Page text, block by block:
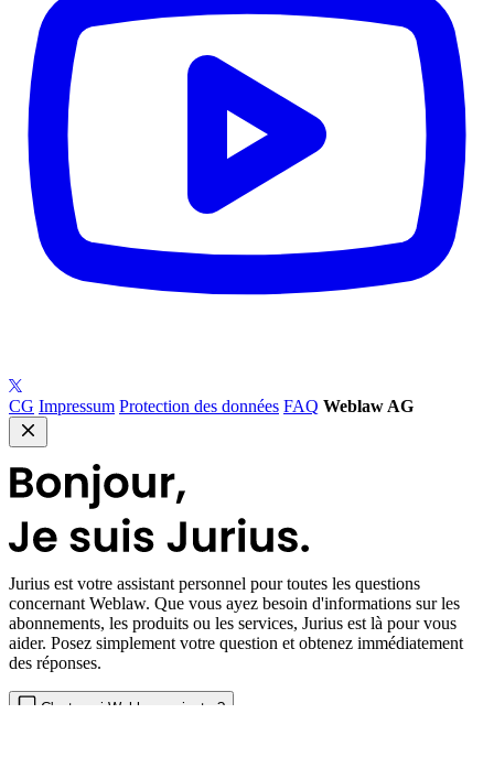
CG Impressum Protection des données FAQ Weblaw AG
Jurius est votre assistant personnel pour toutes les questions
concernant Weblaw. Que vous ayez besoin d'informations sur les
abonnements, les produits ou les services, Jurius est là pour vous
aider. Posez simplement votre question et obtenez immédiatement
des réponses.
C'est quoi Weblaw au juste ?